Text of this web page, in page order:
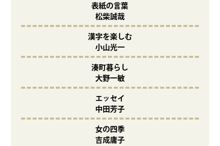
表紙の言葉
松柴誠哉
漢字を楽しむ
小山光一
湊町暮らし
大野一敏
エッセイ
中田芳子
女の四季
吉成庸子